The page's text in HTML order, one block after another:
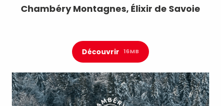
Chambéry Montagnes, Élixir de Savoie
Découvrir 16MB